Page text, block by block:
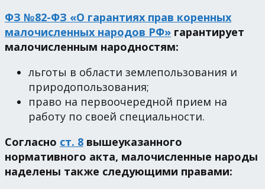
ФЗ №82-ФЗ «О гарантиях прав коренных
малочисленных народов РФ» гарантирует
малочисленным народностям:
льготы в области землепользования и
природопользования;
право на первоочередной прием на
работу по своей специальности.
Согласно ст. 8 вышеуказанного
нормативного акта, малочисленные народы
наделены также следующими правами: